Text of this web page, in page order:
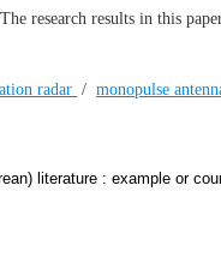
research results in this
radar / monopulse
literature : example or